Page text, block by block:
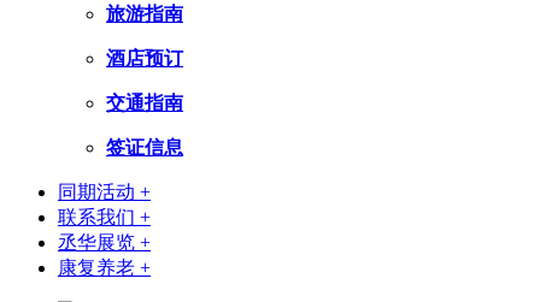
旅游指南
酒店预订
交通指南
签证信息
同期活动 +
联系我们 +
丞华展览 +
康复养老 +